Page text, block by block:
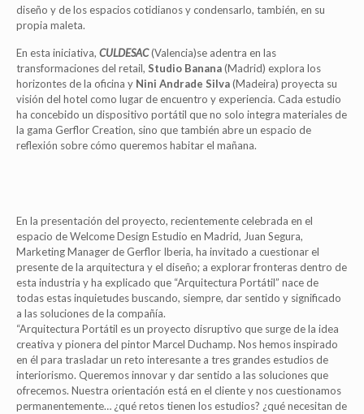
diseño y de los espacios cotidianos y condensarlo, también, en su
propia maleta.
En esta iniciativa, CULDESAC(Valencia)se adentra en las
transformaciones del retail, Studio Banana(Madrid) explora los
horizontes de la oficina y Nini Andrade Silva(Madeira) proyecta su
visión del hotel como lugar de encuentro y experiencia. Cada estudio
ha concebido un dispositivo portátil que no solo integra materiales de
la gama Gerflor Creation, sino que también abre un espacio de
reflexión sobre cómo queremos habitar el mañana.
En la presentación del proyecto, recientemente celebrada en el
espacio de Welcome Design Estudio en Madrid, Juan Segura,
Marketing Manager de Gerflor Iberia, ha invitado a cuestionar el
presente de la arquitectura y el diseño; a explorar fronteras dentro de
esta industria y ha explicado que “Arquitectura Portátil” nace de
todas estas inquietudes buscando, siempre, dar sentido y significado
a las soluciones de la compañía.
“Arquitectura Portátil es un proyecto disruptivo que surge de la idea
creativa y pionera del pintor Marcel Duchamp. Nos hemos inspirado
en él para trasladar un reto interesante a tres grandes estudios de
interiorismo. Queremos innovar y dar sentido a las soluciones que
ofrecemos. Nuestra orientación está en el cliente y nos cuestionamos
permanentemente… ¿qué retos tienen los estudios? ¿qué necesitan de